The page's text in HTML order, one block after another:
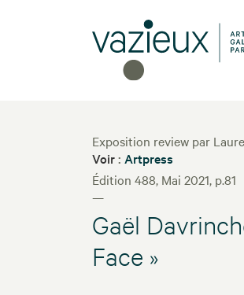
Exposition review par
Voir: Artpress
Édition 488, Mai 2021, p.81
—
Gaël
Face »